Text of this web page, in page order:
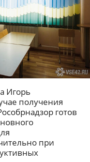
Игорь
получения
готов
при